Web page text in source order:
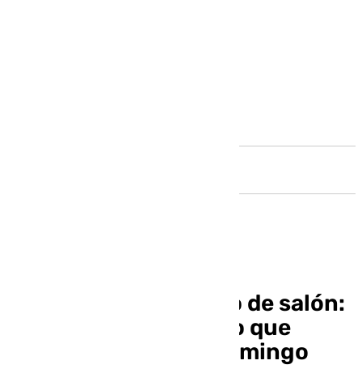
Jamón, queso y toreo de salón:
así es el plan solidario que
propone Coín este domingo